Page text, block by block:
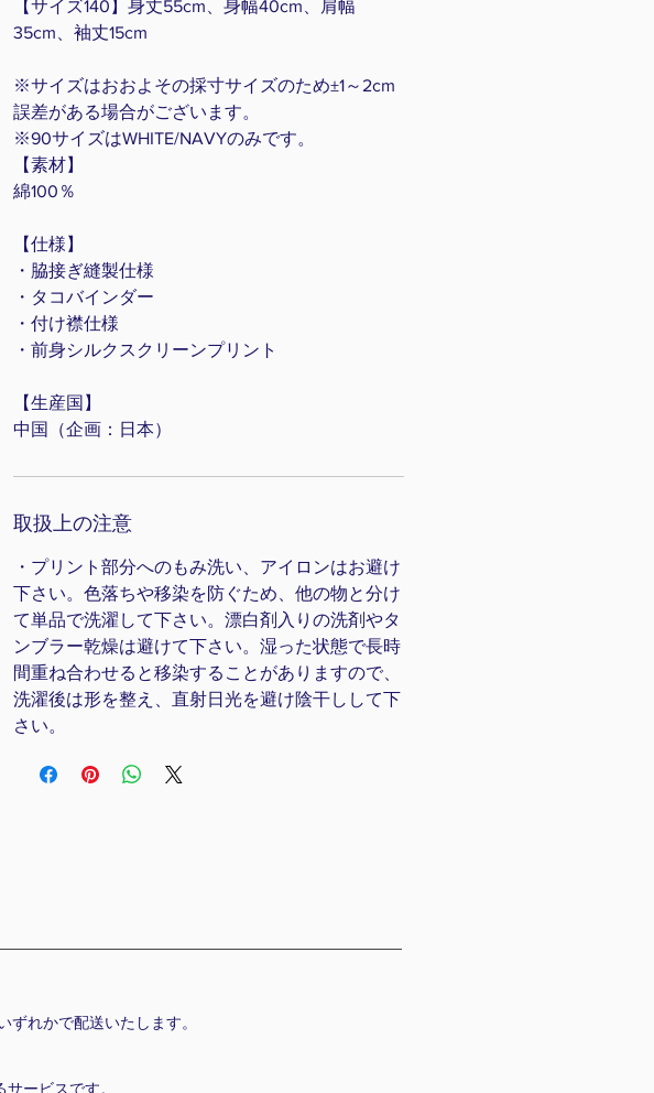
【サイズ140】身丈55cm、身幅40cm、肩幅
35cm、袖丈15cm
※サイズはおおよその採寸サイズのため±1～2cm
誤差がある場合がございます。
※90サイズはWHITE/NAVYのみです。
【素材】
綿100％
【仕様】
・脇接ぎ縫製仕様
・タコバインダー
・付け襟仕様
・前身シルクスクリーンプリント
【生産国】
中国（企画：日本）
取扱上の注意
・プリント部分へのもみ洗い、アイロンはお避け
下さい。色落ちや移染を防ぐため、他の物と分け
て単品で洗濯して下さい。漂白剤入りの洗剤やタ
ンブラー乾燥は避けて下さい。湿った状態で長時
間重ね合わせると移染することがありますので、
洗濯後は形を整え、直射日光を避け陰干しして下
さい。
れかで配送いたします。
ービスです。